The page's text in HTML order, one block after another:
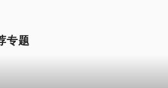
专题